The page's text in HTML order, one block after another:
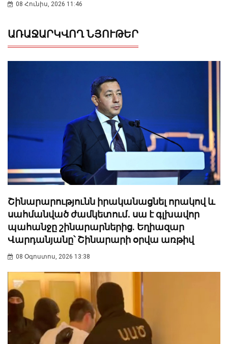
08 Հունիս, 2026 11:46
ԱՌԱՋԱՐԿՎՈՂ ՆՅՈՒԹԵՐ
Շինարարությունն իրականացնել որակով և
սահմանված ժամկետում․ սա է գլխավոր
պահանջը շինարարներից. Եղիազար
Վարդանյանը՝ Շինարարի օրվա առթիվ
08 Օգոստոս, 2026 13:38